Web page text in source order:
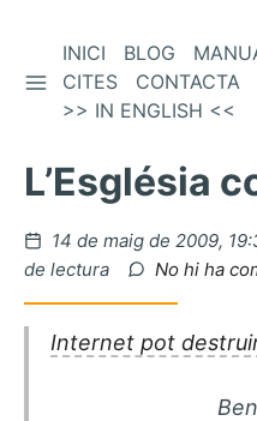
contingut
BARRA LATERAL
INICI BLOG
CITES
CONTACTA
>> IN ENGLISH <<
L’Església
Publicat
el
14 de maig de 2009,
de lectura
No hi ha
Internet pot